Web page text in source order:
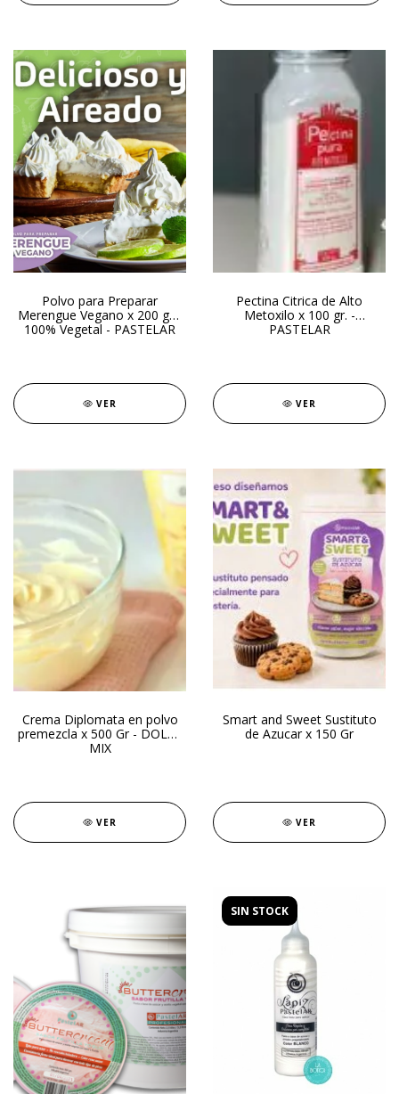
Polvo para Preparar
Merengue Vegano x 200 gr -
100% Vegetal - PASTELAR
VER
Pectina Citrica de Alto
Metoxilo x 100 gr. -
PASTELAR
VER
Crema Diplomata en polvo
premezcla x 500 Gr - DOLCE
MIX
VER
Smart and Sweet Sustituto
de Azucar x 150 Gr
VER
SIN STOCK